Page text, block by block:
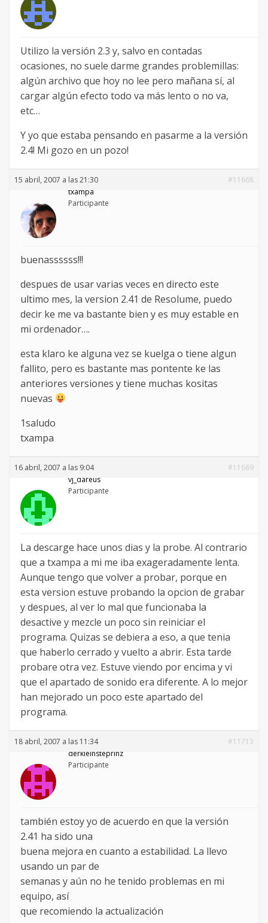
Utilizo la versión 2.3 y, salvo en contadas
ocasiones, no suele darme grandes problemillas:
algún archivo que hoy no lee pero mañana sí, al
cargar algún efecto todo va más lento o no va,
etc…
Y yo que estaba pensando en pasarme a la versión
2.4! Mi gozo en un pozo!
15 abril, 2007 a las 21:30
#11668
txampa
Participante
buenassssss!!!
despues de usar varias veces en directo este
ultimo mes, la version 2.41 de Resolume, puedo
decir ke me va bastante bien y es muy estable en
mi ordenador….
esta klaro ke alguna vez se kuelga o tiene algun
fallito, pero es bastante mas pontente ke las
anteriores versiones y tiene muchas kositas
nuevas
1saludo
txampa
16 abril, 2007 a las 9:04
#11669
vj_dareus
Participante
La descarge hace unos dias y la probe. Al contrario
que a txampa a mi me iba exageradamente lenta.
Aunque tengo que volver a probar, porque en
esta version estuve probando la opcion de grabar
y despues, al ver lo mal que funcionaba la
desactive y mezcle un poco sin reiniciar el
programa. Quizas se debiera a eso, a que tenia
que haberlo cerrado y vuelto a abrir. Esta tarde
probare otra vez. Estuve viendo por encima y vi
que el apartado de sonido era diferente. A lo mejor
han mejorado un poco este apartado del
programa.
18 abril, 2007 a las 11:34
#11713
derkleinsteprinz
Participante
también estoy yo de acuerdo en que la versión
2.41 ha sido una
buena mejora en cuanto a estabilidad. La llevo
usando un par de
semanas y aún no he tenido problemas en mi
equipo, así
que recomiendo la actualización